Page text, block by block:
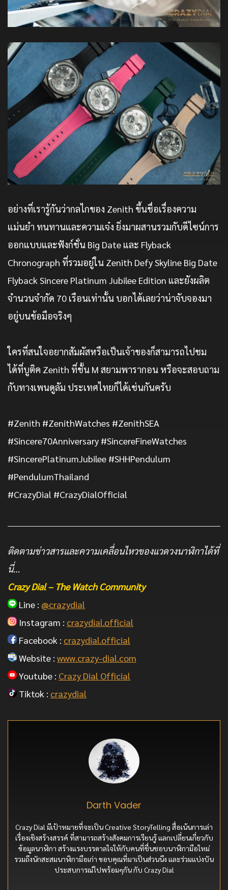
อย่างที่เรารู้กันว่ากลไกของ Zenith ขึ้นชื่อเรื่องความ
แม่นยำ ทนทานและความเจ๋ง ยิ่งมาผสานรวมกับดีไซน์การ
ออกแบบและฟังก์ชั่น Big Date และ Flyback
Chronograph ที่รวมอยู่ใน Zenith Defy Skyline Big Date
Flyback Sincere Platinum Jubilee Edition และยังผลิต
จำนวนจำกัด 70 เรือนเท่านั้น บอกได้เลยว่าน่าจับจองมา
อยู่บนข้อมือจริงๆ
ใครที่สนใจอยากสัมผัสหรือเป็นเจ้าของก็สามารถไปชม
ได้ที่บูติค Zenith ที่ชั้น M สยามพารากอน หรือจะสอบถาม
กับทางเพนดูลัม ประเทศไทยก็ได้เช่นกันครับ
#Zenith #ZenithWatches #ZenithSEA
#Sincere70Anniversary #SincereFineWatches
#SincerePlatinumJubilee #SHHPendulum
#PendulumThailand
#CrazyDial #CrazyDialOfficial
ติดตามข่าวสารและความเคลื่อนไหวของแวดวงนาฬิกาได้ที่
นี่…
Crazy Dial – The Watch Community
Line : @crazydial
Instagram : crazydial.official
Facebook : crazydial.official
Website : www.crazy-dial.com
Youtube : Crazy Dial Official
Tiktok : crazydial
Darth Vader
Crazy Dial มีเป้าหมายที่จะเป็น Creative StoryTelling สื่อเน้นการเล่า
เรื่องเชิงสร้างสรรค์ ที่สามารถสร้างสังคมการเรียนรู้ แลกเปลี่ยนเกี่ยวกับ
ข้อมูลนาฬิกา สร้างแรงบรรดาลใจให้กับคนที่ชื่นชอบนาฬิกามือใหม่
รวมถึงนักสะสมนาฬิกามือเก่า ขอบคุณที่มาเป็นส่วนนึง และร่วมแบ่งบัน
ประสบการณ์ไปพร้อมๆกัน กับ Crazy Dial